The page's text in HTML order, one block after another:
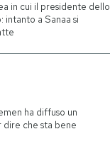
in cui il presidente dello
a Sanaa si
ha diffuso un
dire che sta bene